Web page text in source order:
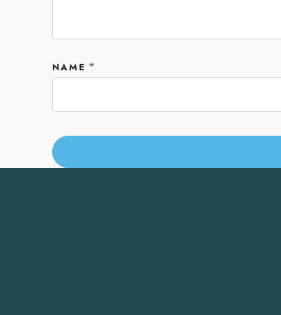
NAME *